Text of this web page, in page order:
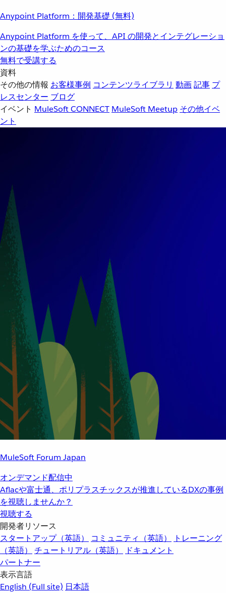
Anypoint Platform：開発基礎 (無料)
Anypoint Platform を使って、API の開発とインテグレーショ
ンの基礎を学ぶためのコース
無料で受講する
資料
その他の情報 お客様事例 コンテンツライブラリ 動画記事 プ
レスセンター ブログ
イベント MuleSoft CONNECT MuleSoft Meetup その他イベ
ント
MuleSoft Forum Japan
オンデマンド配信中
Aflacや富士通、ポリプラスチックスが推進しているDXの事例
を視聴しませんか？
視聴する
開発者リソース
スタートアップ（英語）
コミュニティ（英語）
トレーニング
（英語）
チュートリアル（英語）
ドキュメント
パートナー
表示言語
English (Full site) 日本語